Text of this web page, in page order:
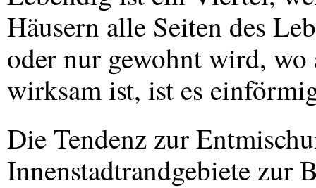
Häusern alle Seiten des
oder nur gewohnt wird,
wirksam ist, ist es
Die Tendenz zur
Innenstadtrandgebiete zur